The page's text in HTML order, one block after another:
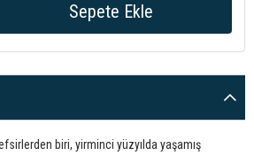
biri, yirminci yüzyılda yaşamış